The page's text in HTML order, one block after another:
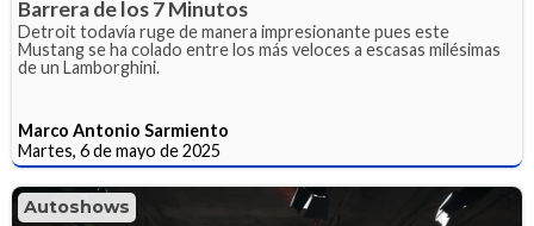
Barrera de los 7 Minutos
Detroit todavía ruge de manera impresionante pues este
Mustang se ha colado entre los más veloces a escasas milésimas
de un Lamborghini.
Marco Antonio Sarmiento
Martes, 6 de mayo de 2025
Autoshows